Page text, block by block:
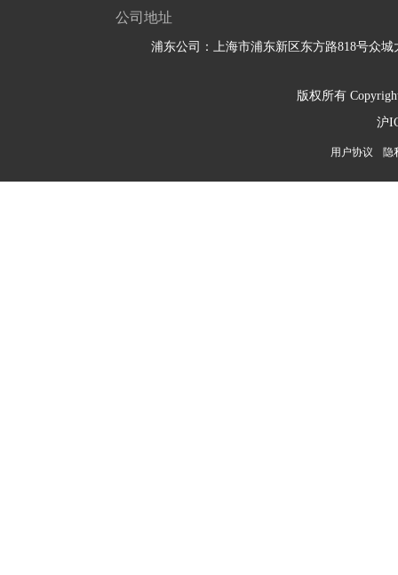
公司地址
浦东公司：上海市浦东新区东方路818号众城
版权所有
沪
用户协议 隐